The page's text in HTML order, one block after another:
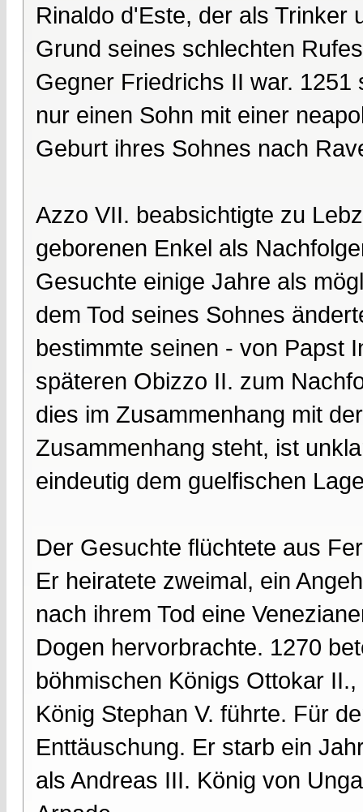
Rinaldo d'Este, der als Trinker
Grund seines schlechten
Gegner Friedrichs II war.
nur einen Sohn mit einer
Geburt ihres Sohnes nach
Azzo VII. beabsichtigte zu
geborenen Enkel als
Gesuchte einige Jahre als
dem Tod seines Sohnes
bestimmte seinen - von Papst
späteren Obizzo II. zum
dies im Zusammenhang mit
Zusammenhang steht, ist
eindeutig dem guelfischen
Der Gesuchte flüchtete aus
Er heiratete zweimal, ein
nach ihrem Tod eine
Dogen hervorbrachte. 1270
böhmischen Königs Ottokar
König Stephan V. führte. Für
Enttäuschung. Er starb ein
als Andreas III. König von